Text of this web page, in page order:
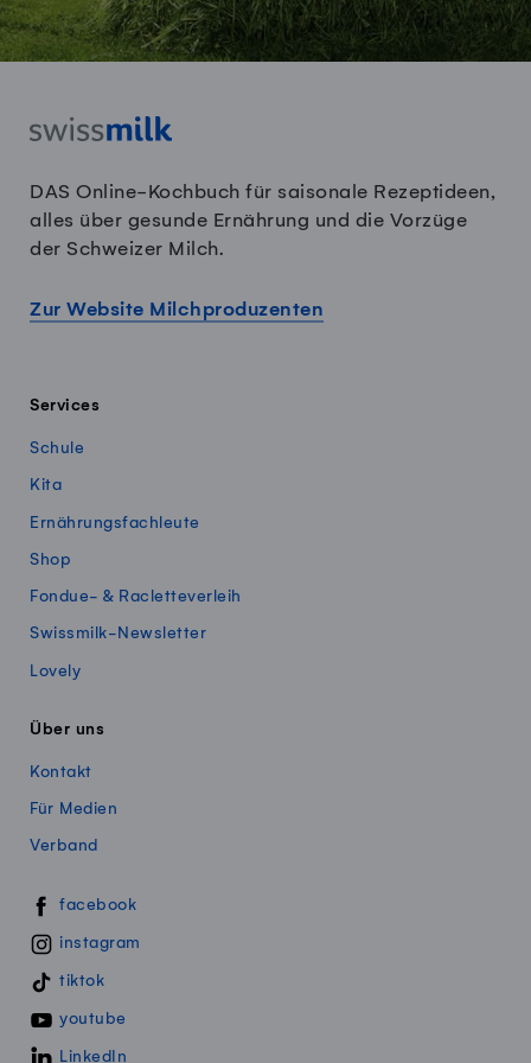
DAS Online-Kochbuch für saisonale Rezeptideen,
alles über gesunde Ernährung und die Vorzüge
der Schweizer Milch.
Zur Website Milchproduzenten
Services
Schule
Kita
Ernährungsfachleute
Shop
Fondue- & Racletteverleih
Swissmilk-Newsletter
Lovely
Über uns
Kontakt
Für Medien
Verband
Swissmillk auf Social Media
facebook
instagram
tiktok
youtube
LinkedIn